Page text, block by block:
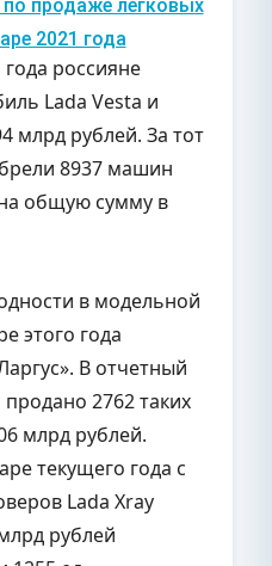
продаже легковых
2021 года
года россияне
Lada Vesta и
млрд рублей. За тот
8937 машин
общую сумму в
в модельной
этого года
В отчетный
2762 таких
млрд рублей.
текущего года с
Lada Xray
рублей